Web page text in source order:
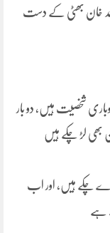
خان بھٹی کے دست
شخصیت ہیں، دو بار
بھی لڑ چکے ہیں
دے چکے ہیں، اور اب
ہے